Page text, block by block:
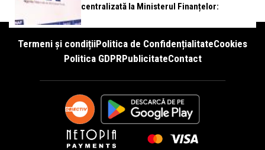
centralizată la Ministerul Finanțelor:
Termeni și condițiiPolitica de ConfidențialitateCookies
Politica GDPRPublicitateContact